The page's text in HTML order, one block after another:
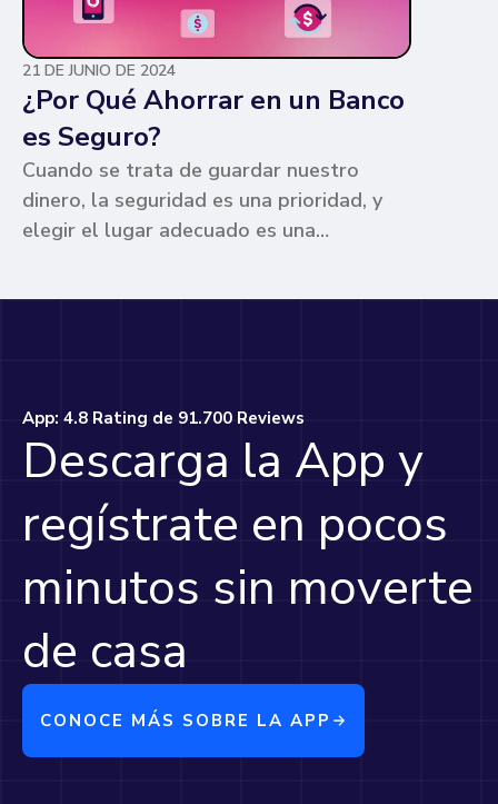
21 DE JUNIO DE 2024
¿Por Qué Ahorrar en un Banco
es Seguro?
Cuando se trata de guardar nuestro
dinero, la seguridad es una prioridad, y
elegir el lugar adecuado es una
App: 4.8 Rating de 91.700 Reviews
Descarga la App y
regístrate en pocos
minutos sin moverte
de casa
CONOCE MÁS SOBRE LA APP